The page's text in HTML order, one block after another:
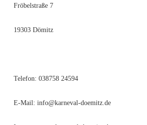
Fröbelstraße 7
19303 Dömitz
Telefon: 038758 24594
E-Mail: info@karneval-doemitz.de